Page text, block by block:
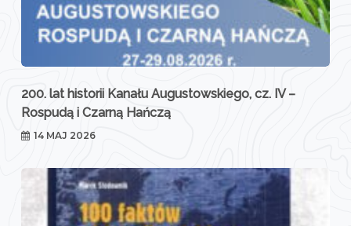
200. lat historii Kanału Augustowskiego, cz. IV –
Rospudą i Czarną Hańczą
14 MAJ 2026